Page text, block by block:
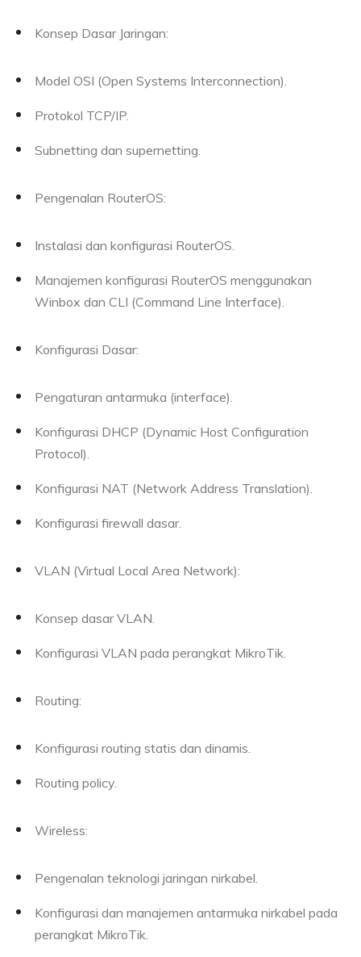
Konsep Dasar Jaringan:
Model OSI (Open Systems Interconnection).
Protokol TCP/IP.
Subnetting dan supernetting.
Pengenalan RouterOS:
Instalasi dan konfigurasi RouterOS.
Manajemen konfigurasi RouterOS menggunakan
Winbox dan CLI (Command Line Interface).
Konfigurasi Dasar:
Pengaturan antarmuka (interface).
Konfigurasi DHCP (Dynamic Host Configuration
Protocol).
Konfigurasi NAT (Network Address Translation).
Konfigurasi firewall dasar.
VLAN (Virtual Local Area Network):
Konsep dasar VLAN.
Konfigurasi VLAN pada perangkat MikroTik.
Routing:
Konfigurasi routing statis dan dinamis.
Routing policy.
Wireless:
Pengenalan teknologi jaringan nirkabel.
Konfigurasi dan manajemen antarmuka nirkabel pada
perangkat MikroTik.